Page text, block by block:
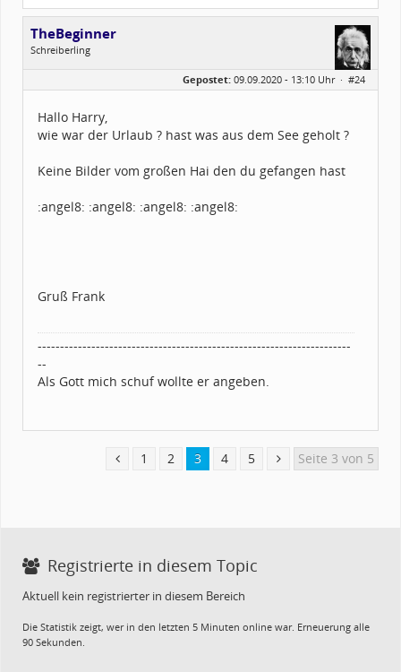
TheBeginner
Schreiberling
Wunsiedel Bayern
Alter:
69
Dabei seit:
06 / 2013
Gepostet: 09.09.2020 - 13:10 Uhr · #24
Hallo Harry,
wie war der Urlaub ? hast was aus dem See geholt ?
Keine Bilder vom großen Hai den du gefangen hast
:angel8: :angel8: :angel8: :angel8:
Gruß Frank
----------------------------------------------------------------------
--
Als Gott mich schuf wollte er angeben.
1 2 3 4 5 Seite 3 von 5
Registrierte in diesem Topic
Aktuell kein registrierter in diesem Bereich
Die Statistik zeigt, wer in den letzten 5 Minuten online war. Erneuerung alle
90 Sekunden.